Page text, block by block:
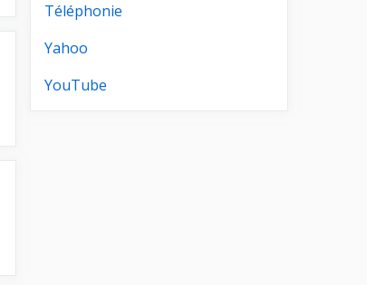
Téléphonie
Yahoo
YouTube